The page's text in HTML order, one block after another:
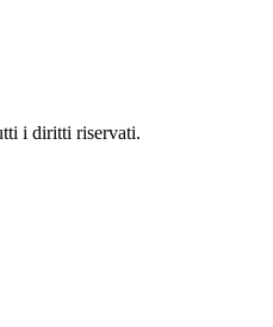
i diritti riservati.​​